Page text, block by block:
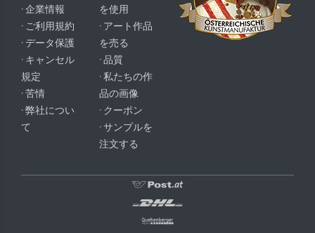
· 企業情報
· ご利用規約
· データ保護
· キャンセル
規定
· 苦情
· 弊社につい
て
を使用
· アート作品
を売る
· 品質
· 私たちの作
品の画像
· クーポン
· サンプルを
注文する